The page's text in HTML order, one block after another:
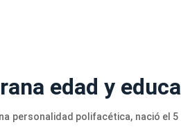
edad y
personalidad polifacética, nació el